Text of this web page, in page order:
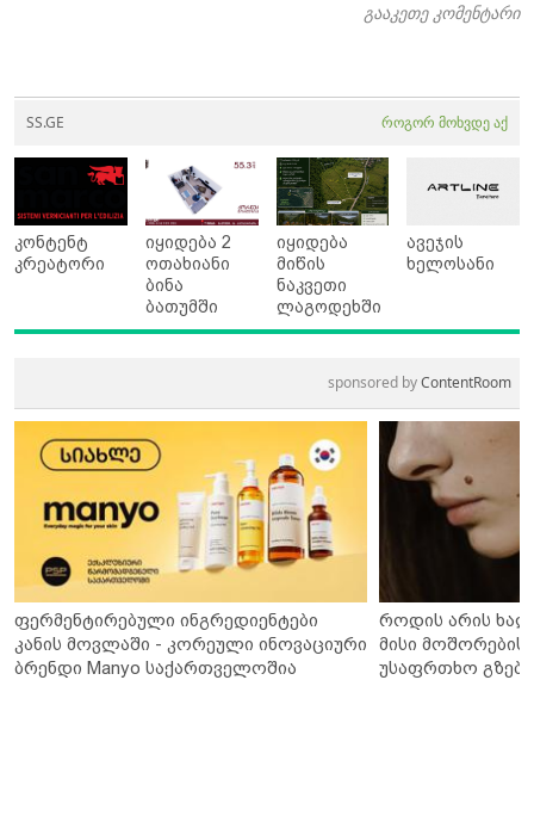
გააკეთე კომენტარი
SS.GE როგორ მოხვდე აქ
კონტენტ
კრეატორი
იყიდება 2
ოთახიანი
ბინა
ბათუმში
იყიდება
მიწის
ნაკვეთი
ლაგოდეხში
ავეჯის
ხელოსანი
sponsored byContentRoom
ფერმენტირებული ინგრედიენტები
კანის მოვლაში - კორეული ინოვაციური
ბრენდი Manyo საქართველოშია
როდის არის
მისი მოშორების
უსაფრთხო გზები